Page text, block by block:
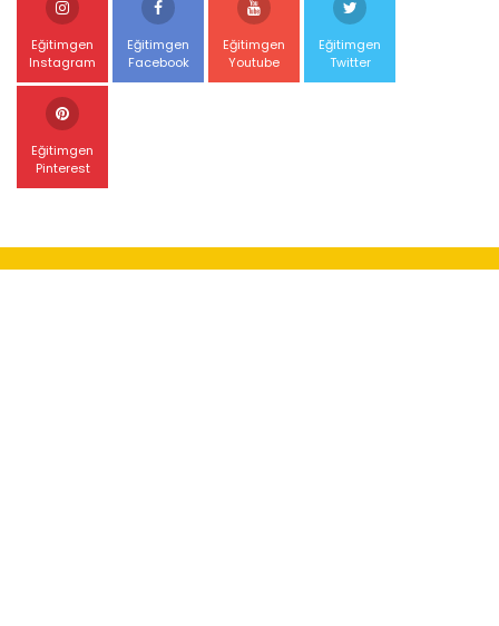
Eğitimgen
Instagram
Eğitimgen
Facebook
Eğitimgen
Youtube
Eğitimgen
Twitter
Eğitimgen
Pinterest